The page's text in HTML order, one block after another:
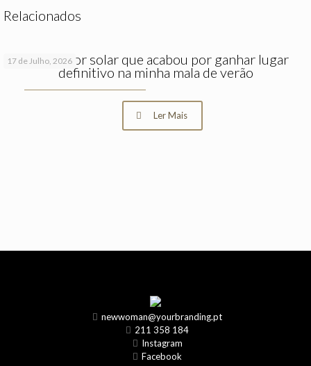
Relacionados
17 de Julho, 2026
O protetor solar que acabou por ganhar lugar
definitivo na minha mala de verão
Ler Mais
newwoman@yourbranding.pt
211 358 184
Instagram
Facebook